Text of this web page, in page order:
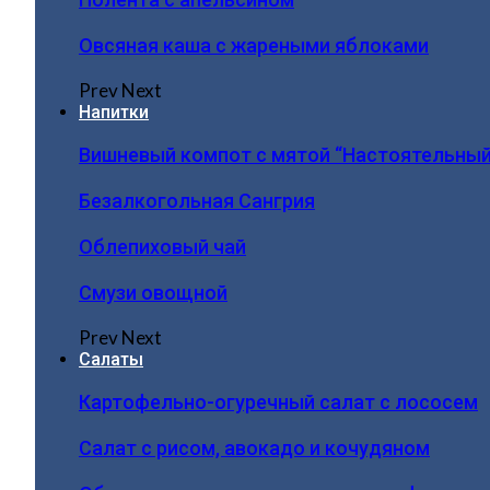
Овсяная каша с жареными яблоками
PrevNext
Напитки
Вишневый компот с мятой
Безалкогольная Сангрия
Облепиховый чай
Смузи овощной
PrevNext
Салаты
Картофельно-огуречный салат с лососем
Салат с рисом, авокадо и кочудяном